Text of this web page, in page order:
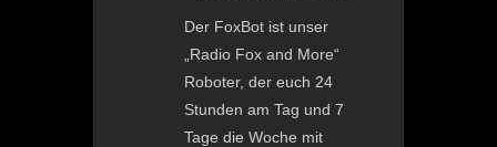
Der FoxBot ist unser
„Radio Fox and More“
Roboter, der euch 24
Stunden am Tag und 7
Tage die Woche mit